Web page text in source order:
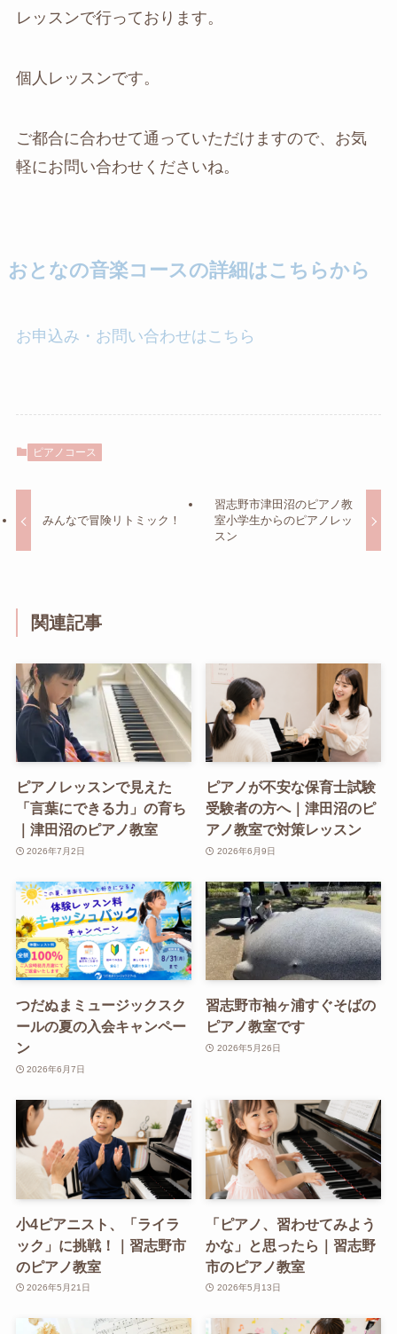
レッスンで行っております。
個人レッスンです。
ご都合に合わせて通っていただけますので、お気
軽にお問い合わせくださいね。
おとなの音楽コースの詳細はこちらから
お申込み・お問い合わせはこちら
ピアノコース
みんなで冒険リトミック！
習志野市津田沼のピアノ教
室小学生からのピアノレッ
スン
関連記事
ピアノレッスンで見えた
「言葉にできる力」の育ち
｜津田沼のピアノ教室
2026年7月2日
ピアノが不安な保育士試験
受験者の方へ｜津田沼のピ
アノ教室で対策レッスン
2026年6月9日
つだぬまミュージックスク
ールの夏の入会キャンペー
ン
2026年6月7日
習志野市袖ヶ浦すぐそばの
ピアノ教室です
2026年5月26日
小4ピアニスト、「ライラ
ック」に挑戦！｜習志野市
のピアノ教室
2026年5月21日
「ピアノ、習わせてみよう
かな」と思ったら｜習志野
市のピアノ教室
2026年5月13日